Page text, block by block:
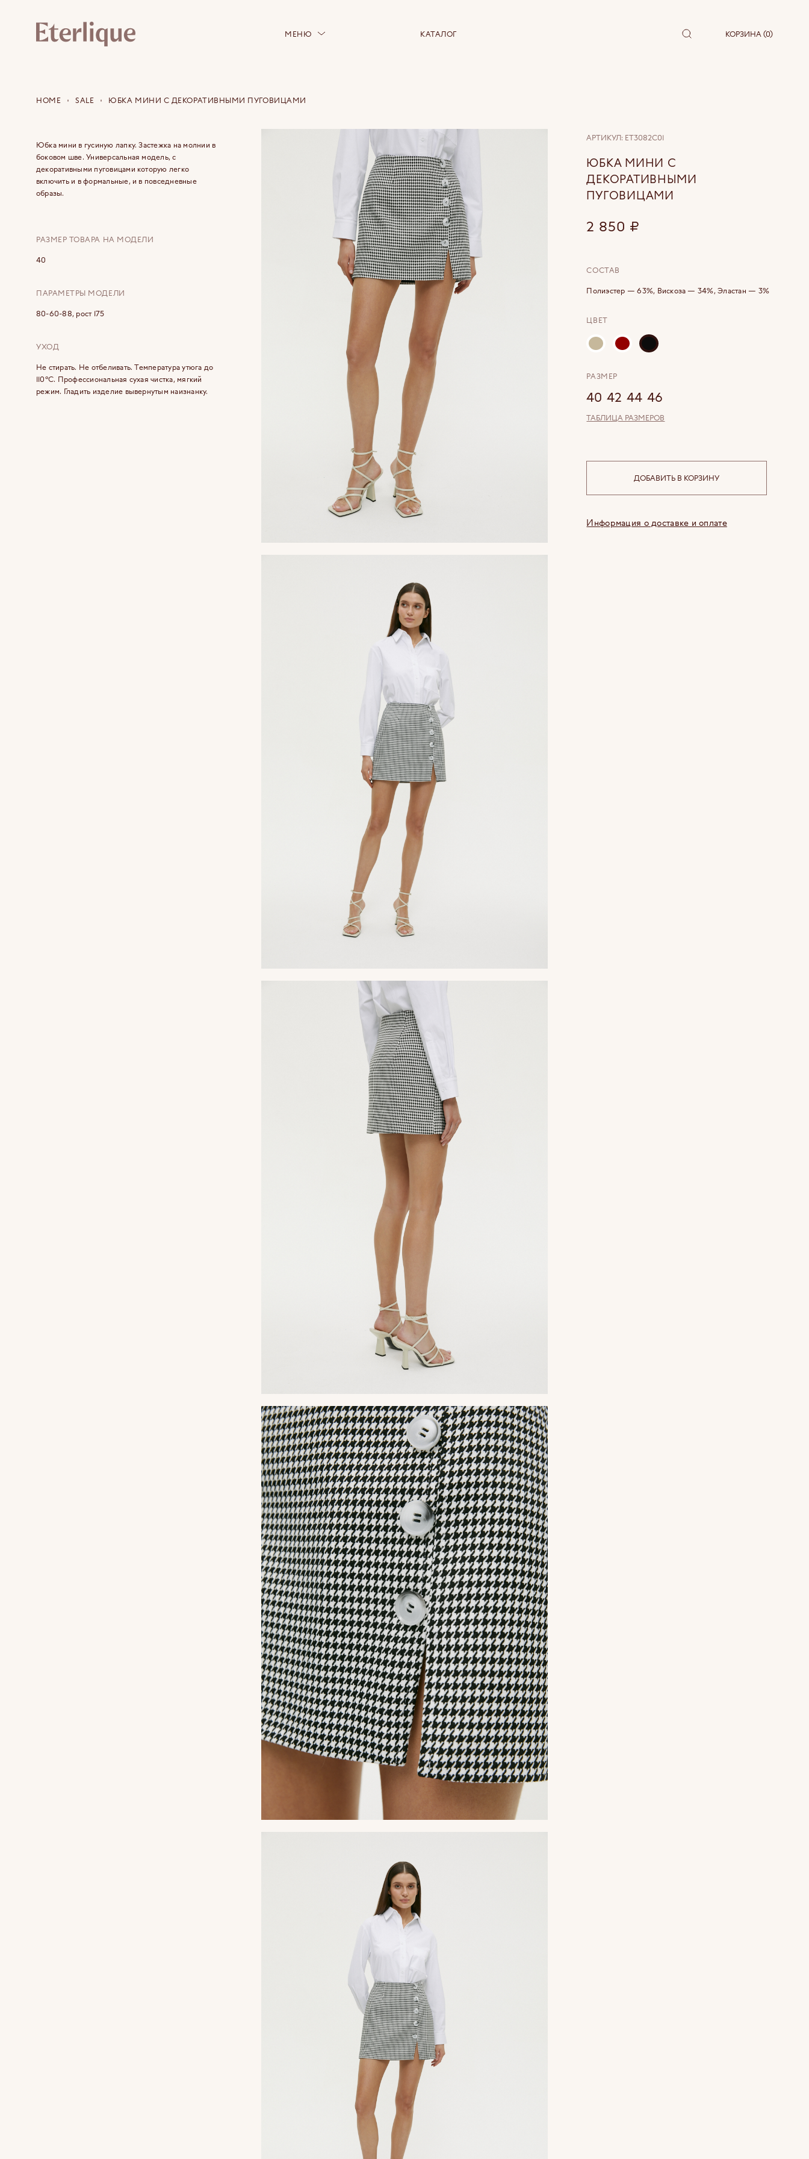
МЕНЮ КАТАЛОГ КОРЗИНА (0)
HOME SALE ЮБКА МИНИ С ДЕКОРАТИВНЫМИ ПУГОВИЦАМИ
Юбка мини в гусиную лапку. Застежка на молнии в
боковом шве. Универсальная модель, с
декоративными пуговицами которую легко
включить и в формальные, и в повседневные
образы.
РАЗМЕР ТОВАРА НА МОДЕЛИ
40
ПАРАМЕТРЫ МОДЕЛИ
80-60-88, рост 175
УХОД
Не стирать. Не отбеливать. Температура утюга до
110°C. Профессиональная сухая чистка, мягкий
режим. Гладить изделие вывернутым наизнанку.
АРТИКУЛ: ET3082C01
ЮБКА МИНИ С
ДЕКОРАТИВНЫМИ
ПУГОВИЦАМИ
2 850 ₽
СОСТАВ
Полиэстер — 63%, Вискоза — 34%, Эластан — 3%
ЦВЕТ
РАЗМЕР
40 42 44 46
ТАБЛИЦА РАЗМЕРОВ
ДОБАВИТЬ В КОРЗИНУ
Информация о доставке и оплате